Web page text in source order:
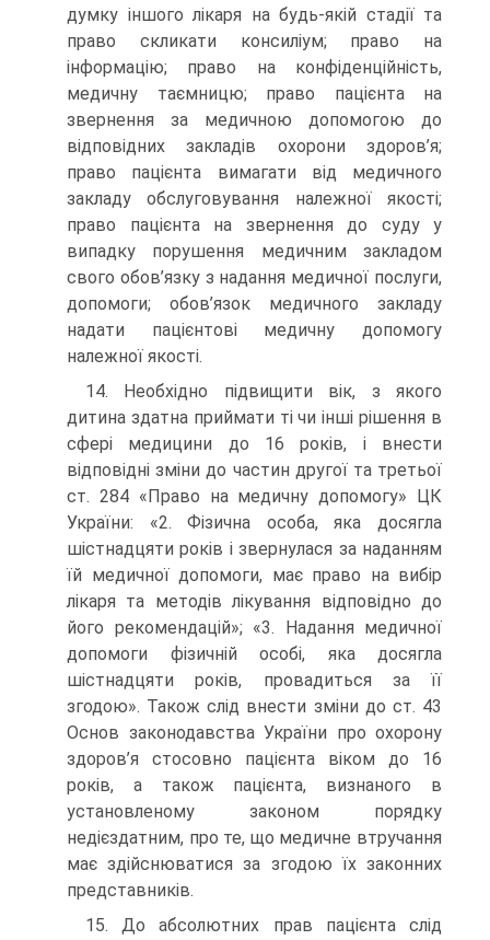
думку іншого лікаря на будь-якій стадії та
право скликати консиліум; право на
інформацію; право на конфіденційність,
медичну таємницю; право пацієнта на
звернення за медичною допомогою до
відповідних закладів охорони здоров’я;
право пацієнта вимагати від медичного
закладу обслуговування належної якості;
право пацієнта на звернення до суду у
випадку порушення медичним закладом
свого обов’язку з надання медичної послуги,
допомоги; обов’язок медичного закладу
надати пацієнтові медичну допомогу
належної якості.
14. Необхідно підвищити вік, з якого
дитина здатна приймати ті чи інші рішення в
сфері медицини до 16 років, і внести
відповідні зміни до частин другої та третьої
ст. 284 «Право на медичну допомогу» ЦК
України: «2. Фізична особа, яка досягла
шістнадцяти років і звернулася за наданням
їй медичної допомоги, має право на вибір
лікаря та методів лікування відповідно до
його рекомендацій»; «3. Надання медичної
допомоги фізичній особі, яка досягла
шістнадцяти років, провадиться за її
згодою». Також слід внести зміни до ст. 43
Основ законодавства України про охорону
здоров’я стосовно пацієнта віком до 16
років, а також пацієнта, визнаного в
установленому законом порядку
недієздатним, про те, що медичне втручання
має здійснюватися за згодою їх законних
представників.
15. До абсолютних прав пацієнта слід